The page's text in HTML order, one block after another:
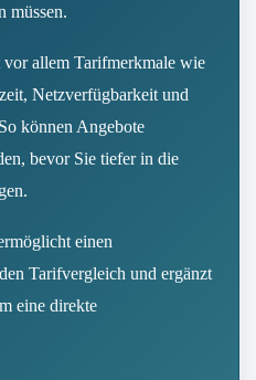
müssen.
allem Tarifmerkmale wie
Netzverfügbarkeit und
können Angebote
bevor Sie tiefer in die
einen
Tarifvergleich und ergänzt
eine direkte